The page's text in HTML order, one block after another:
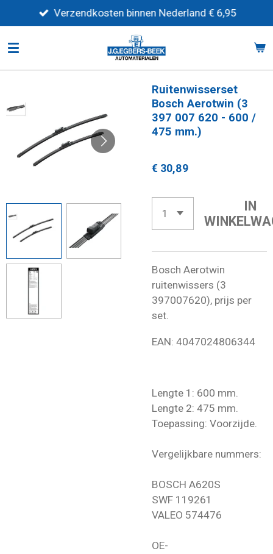
direct
naar
Verzendkosten binnen Nederland € 6,95
Ruitenwisserset
Bosch Aerotwin (3
397 007 620 - 600 /
475 mm.)
€ 30,89
IN
Bosch Aerotwin
ruitenwissers (3
397007620), prijs per
set.
EAN: 4047024806344
Lengte 1: 600 mm.
Lengte 2: 475 mm.
Toepassing: Voorzijde.
Vergelijkbare nummers:
BOSCH A620S
SWF 119261
VALEO 574476
OE-